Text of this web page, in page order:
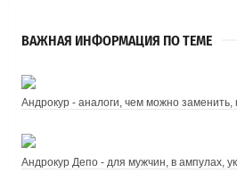
ВАЖНАЯ ИНФОРМАЦИЯ ПО ТЕМЕ
Андрокур - аналоги, чем можно заменить,
Андрокур Депо - для мужчин, в ампулах,